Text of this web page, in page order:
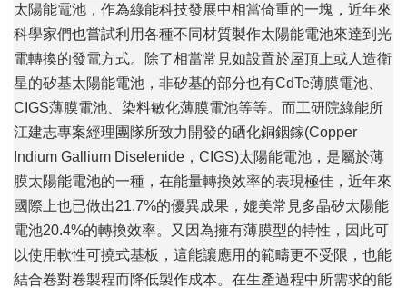
太陽能電池，作為綠能科技發展中相當倚重的一塊，近年來
科學家們也嘗試利用各種不同材質製作太陽能電池來達到光
電轉換的發電方式。除了相當常見如設置於屋頂上或人造衛
星的矽基太陽能電池，非矽基的部分也有CdTe薄膜電池、
CIGS薄膜電池、染料敏化薄膜電池等等。而工研院綠能所
江建志專案經理團隊所致力開發的硒化銅銦鎵(Copper
Indium Gallium Diselenide，CIGS)太陽能電池，是屬於薄
膜太陽能電池的一種，在能量轉換效率的表現極佳，近年來
國際上也已做出21.7%的優異成果，媲美常見多晶矽太陽能
電池20.4%的轉換效率。又因為擁有薄膜型的特性，因此可
以使用軟性可撓式基板，這能讓應用的範疇更不受限，也能
結合卷對卷製程而降低製作成本。在生產過程中所需求的能